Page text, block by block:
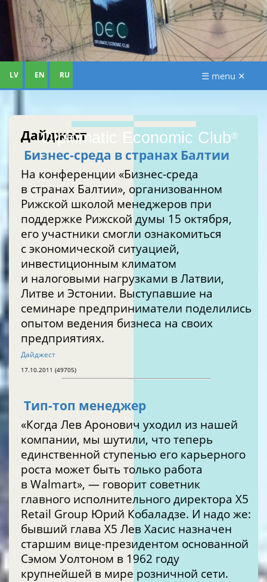
Diplomatic Economic Club®
LV EN RU ☰ menu ✕
Дайджест
Бизнес-среда в странах Балтии
На конференции «Бизнес-среда
в странах Балтии», организованном
Рижской школой менеджеров при
поддержке Рижской думы 15 октября,
его участники смогли ознакомиться
с экономической ситуацией,
инвестиционным климатом
и налоговыми нагрузками в Латвии,
Литве и Эстонии. Выступавшие на
семинаре предприниматели поделились
опытом ведения бизнеса на своих
предприятиях.
Дайджест
17.10.2011 (49705)
Тип-топ менеджер
«Когда Лев Аронович уходил из нашей
компании, мы шутили, что теперь
единственной ступенью его карьерного
роста может быть только работа
в Walmart», — говорит советник
главного исполнительного директора X5
Retail Group Юрий Кобаладзе. И надо же:
бывший глава Х5 Лев Хасис назначен
старшим вице-президентом основанной
Сэмом Уолтоном в 1962 году
крупнейшей в мире розничной сети.